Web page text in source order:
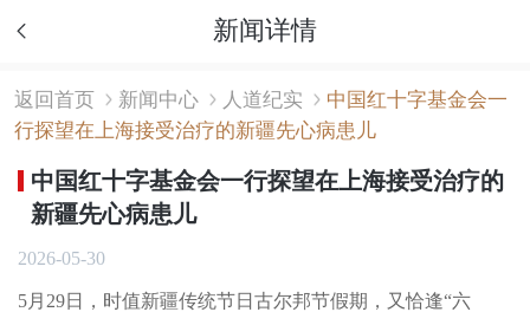
新闻详情
返回首页 新闻中心 人道纪实
中国红十字基金会一
行探望在上海接受治疗的新疆先心病患儿
中国红十字基金会一行探望在上海接受治疗的
新疆先心病患儿
2026-05-30
5月29日，时值新疆传统节日古尔邦节假期，又恰逢“六